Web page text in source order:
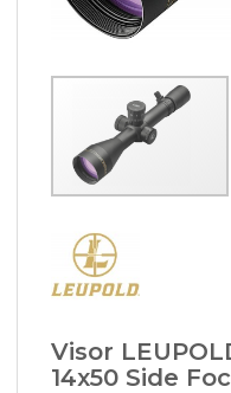
Visor
14x50 Side